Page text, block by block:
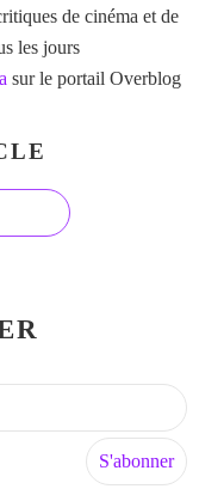
de cinéma et de
les jours
sur le portail Overblog